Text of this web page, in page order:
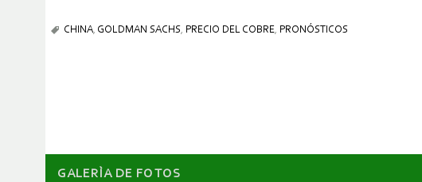
CHINA, GOLDMAN SACHS, PRECIO DEL COBRE, PRONÓSTICOS
GALERÌA DE FOTOS